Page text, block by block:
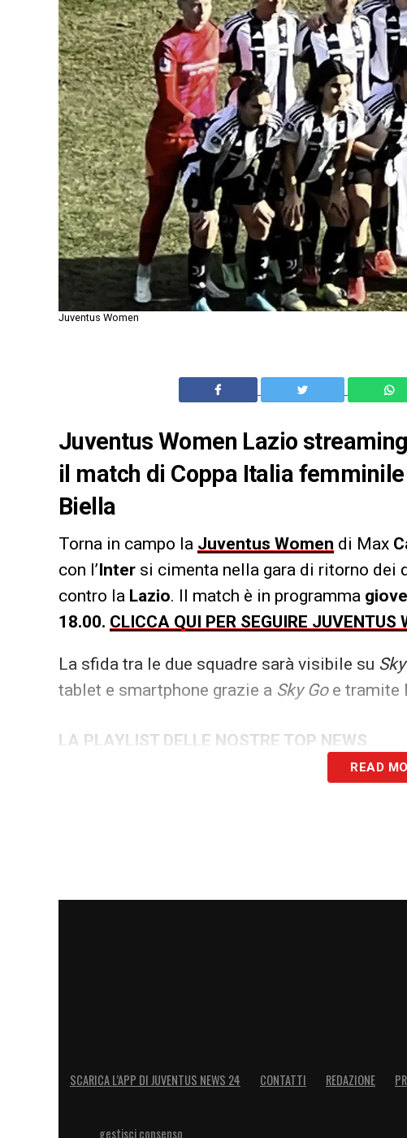
Juventus Women
Juventus Women Lazio
il match di Coppa Italia
Biella
Torna in campo la Juventus Women di Max
con l’Inter si cimenta nella gara di ritorno dei
contro la Lazio. Il match è in programma
18.00. CLICCA QUI PER SEGUIRE JUVENTUS
La sfida tra le due squadre sarà visibile su
tablet e smartphone grazie a Sky Goe tramite
LA PLAYLIST DELLE NOSTRE TOP NEWS
READ
SCARICA L’APP DI JUVENTUS NEWS 24 CONTATTI REDAZIONE
gestisci consenso